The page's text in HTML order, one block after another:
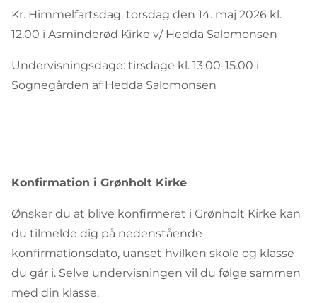
Kr. Himmelfartsdag, torsdag den 14. maj 2026 kl.
12.00 i Asminderød Kirke v/ Hedda Salomonsen
Undervisningsdage: tirsdage kl. 13.00-15.00 i
Sognegården af Hedda Salomonsen
Konfirmation i Grønholt Kirke
Ønsker du at blive konfirmeret i Grønholt Kirke kan
du tilmelde dig på nedenstående
konfirmationsdato, uanset hvilken skole og klasse
du går i. Selve undervisningen vil du følge sammen
med din klasse.